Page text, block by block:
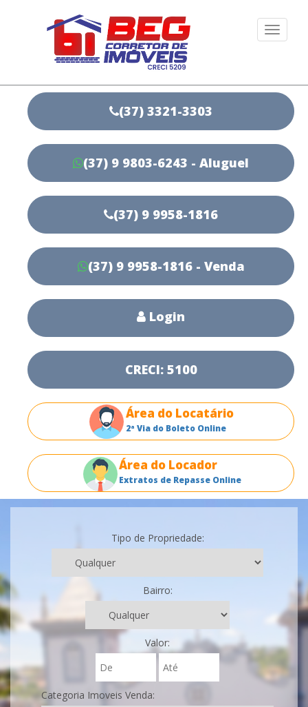
(37) 3321-3303
(37) 9 9803-6243 - Aluguel
(37) 9 9958-1816
(37) 9 9958-1816 - Venda
Login
CRECI: 5100
Área do Locatário
2ª Via do Boleto Online
Área do Locador
Extratos de Repasse Online
Tipo de Propriedade:
Bairro:
Valor:
Categoria Imoveis Venda: